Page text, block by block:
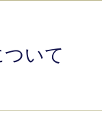
いて